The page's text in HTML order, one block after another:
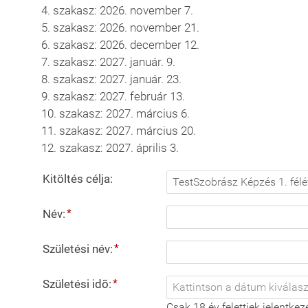
4. szakasz: 2026. november 7.
5. szakasz: 2026. november 21.
6. szakasz: 2026. december 12.
7. szakasz: 2027. január. 9.
8. szakasz: 2027. január. 23.
9. szakasz: 2027. február 13.
10. szakasz: 2027. március 6.
11. szakasz: 2027. március 20.
12. szakasz: 2027. április 3.
Kitöltés célja:
Név:*
Születési név:*
Születési idõ:*